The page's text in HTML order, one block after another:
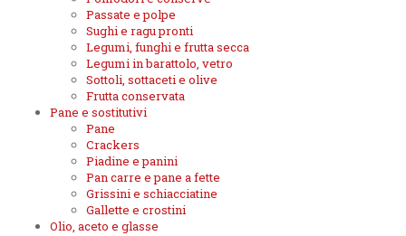
Passate e polpe
Sughi e ragu pronti
Legumi, funghi e frutta secca
Legumi in barattolo, vetro
Sottoli, sottaceti e olive
Frutta conservata
Pane e sostitutivi
Pane
Crackers
Piadine e panini
Pan carre e pane a fette
Grissini e schiacciatine
Gallette e crostini
Olio, aceto e glasse